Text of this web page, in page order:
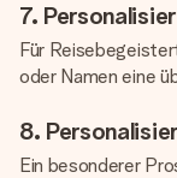
7.
Für
oder Namen eine
8.
Ein besonderer